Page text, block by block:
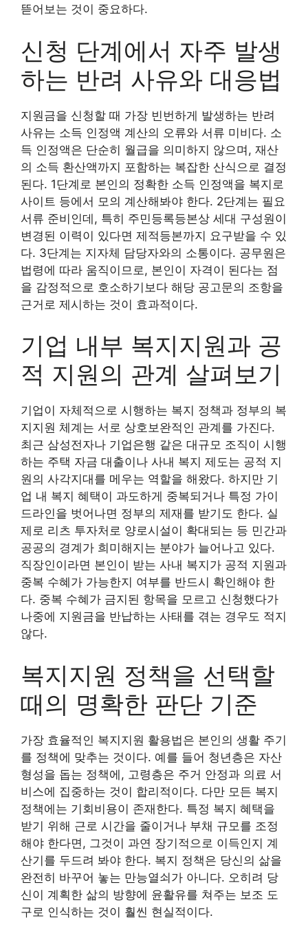
뜯어보는 것이 중요하다.
신청 단계에서 자주 발생
하는 반려 사유와 대응법
지원금을 신청할 때 가장 빈번하게 발생하는 반려
사유는 소득 인정액 계산의 오류와 서류 미비다. 소
득 인정액은 단순히 월급을 의미하지 않으며, 재산
의 소득 환산액까지 포함하는 복잡한 산식으로 결정
된다. 1단계로 본인의 정확한 소득 인정액을 복지로
사이트 등에서 모의 계산해봐야 한다. 2단계는 필요
서류 준비인데, 특히 주민등록등본상 세대 구성원이
변경된 이력이 있다면 제적등본까지 요구받을 수 있
다. 3단계는 지자체 담당자와의 소통이다. 공무원은
법령에 따라 움직이므로, 본인이 자격이 된다는 점
을 감정적으로 호소하기보다 해당 공고문의 조항을
근거로 제시하는 것이 효과적이다.
기업 내부 복지지원과 공
적 지원의 관계 살펴보기
기업이 자체적으로 시행하는 복지 정책과 정부의 복
지지원 체계는 서로 상호보완적인 관계를 가진다.
최근 삼성전자나 기업은행 같은 대규모 조직이 시행
하는 주택 자금 대출이나 사내 복지 제도는 공적 지
원의 사각지대를 메우는 역할을 해왔다. 하지만 기
업 내 복지 혜택이 과도하게 중복되거나 특정 가이
드라인을 벗어나면 정부의 제재를 받기도 한다. 실
제로 리츠 투자처로 양로시설이 확대되는 등 민간과
공공의 경계가 희미해지는 분야가 늘어나고 있다.
직장인이라면 본인이 받는 사내 복지가 공적 지원과
중복 수혜가 가능한지 여부를 반드시 확인해야 한
다. 중복 수혜가 금지된 항목을 모르고 신청했다가
나중에 지원금을 반납하는 사태를 겪는 경우도 적지
않다.
복지지원 정책을 선택할
때의 명확한 판단 기준
가장 효율적인 복지지원 활용법은 본인의 생활 주기
를 정책에 맞추는 것이다. 예를 들어 청년층은 자산
형성을 돕는 정책에, 고령층은 주거 안정과 의료 서
비스에 집중하는 것이 합리적이다. 다만 모든 복지
정책에는 기회비용이 존재한다. 특정 복지 혜택을
받기 위해 근로 시간을 줄이거나 부채 규모를 조정
해야 한다면, 그것이 과연 장기적으로 이득인지 계
산기를 두드려 봐야 한다. 복지 정책은 당신의 삶을
완전히 바꾸어 놓는 만능열쇠가 아니다. 오히려 당
신이 계획한 삶의 방향에 윤활유를 쳐주는 보조 도
구로 인식하는 것이 훨씬 현실적이다.